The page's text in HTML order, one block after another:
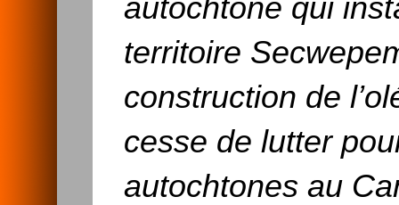
autochtone qui
territoire
construction de
cesse de lutter
autochtones au